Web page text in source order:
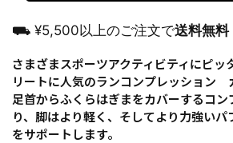
⛟ ¥5,500以上のご注文で送料無料
さまざまスポーツアクティビティにピッ
リートに人気のランコンプレッション
足首からふくらはぎまをカバーするコン
り、脚はより軽く、そしてより力強い
をサポートします。